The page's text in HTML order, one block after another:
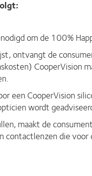
om de 100%
ontvangt de
CooperVision
een CooperVision
wordt
maakt de
contactlenzen die